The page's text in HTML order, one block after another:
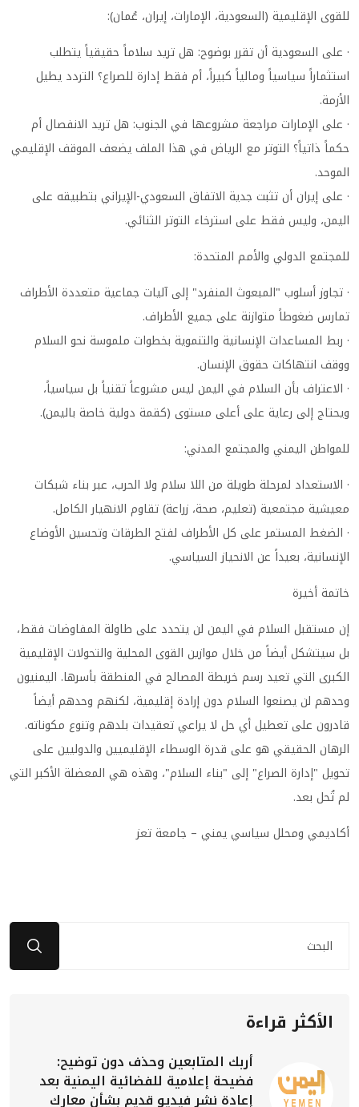
للقوى الإقليمية (السعودية، الإمارات، إيران، عُمان):
· على السعودية أن تقرر بوضوح: هل تريد سلاماً حقيقياً يتطلب
استثماراً سياسياً ومالياً كبيراً، أم فقط إدارة للصراع؟ التردد يطيل
الأزمة.
· على الإمارات مراجعة مشروعها في الجنوب: هل تريد الانفصال أم
حكماً ذاتياً؟ التوتر مع الرياض في هذا الملف يضعف الموقف الإقليمي
الموحد.
· على إيران أن تثبت جدية الاتفاق السعودي-الإيراني بتطبيقه على
اليمن، وليس فقط على استرخاء التوتر الثنائي.
للمجتمع الدولي والأمم المتحدة:
· تجاوز أسلوب "المبعوث المنفرد" إلى آليات جماعية متعددة الأطراف
تمارس ضغوطاً متوازنة على جميع الأطراف.
· ربط المساعدات الإنسانية والتنموية بخطوات ملموسة نحو السلام
ووقف انتهاكات حقوق الإنسان.
· الاعتراف بأن السلام في اليمن ليس مشروعاً تقنياً بل سياسياً،
ويحتاج إلى رعاية على أعلى مستوى (كقمة دولية خاصة باليمن).
للمواطن اليمني والمجتمع المدني:
· الاستعداد لمرحلة طويلة من اللا سلام ولا الحرب، عبر بناء شبكات
معيشية مجتمعية (تعليم، صحة، زراعة) تقاوم الانهيار الكامل.
· الضغط المستمر على كل الأطراف لفتح الطرقات وتحسين الأوضاع
الإنسانية، بعيداً عن الانحياز السياسي.
خاتمة أخيرة
إن مستقبل السلام في اليمن لن يتحدد على طاولة المفاوضات فقط،
بل سيتشكل أيضاً من خلال موازين القوى المحلية والتحولات الإقليمية
الكبرى التي تعيد رسم خريطة المصالح في المنطقة بأسرها. اليمنيون
وحدهم لن يصنعوا السلام دون إرادة إقليمية، لكنهم وحدهم أيضاً
قادرون على تعطيل أي حل لا يراعي تعقيدات بلدهم وتنوع مكوناته.
الرهان الحقيقي هو على قدرة الوسطاء الإقليميين والدوليين على
تحويل "إدارة الصراع" إلى "بناء السلام"، وهذه هي المعضلة الأكبر التي
لم تُحل بعد.
أكاديمي ومحلل سياسي يمني – جامعة تعز
الأكثر قراءة
أربك المتابعين وحذف دون توضيح:
فضيحة إعلامية للفضائية اليمنية بعد
إعادة نشر فيديو قديم بشأن معارك